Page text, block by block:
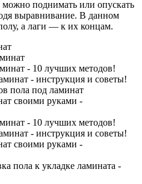
поднимать или опускать
выравнивание. В данном
а лаги — к их концам.